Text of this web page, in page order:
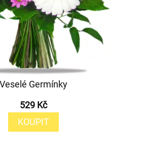
Veselé Germínky
529 Kč
KOUPIT